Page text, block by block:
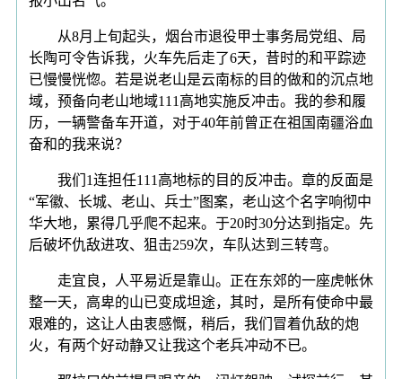
从8月上旬起头，烟台市退役甲士事务局党组、局
长陶可令告诉我，火车先后走了6天，昔时的和平踪迹
已慢慢恍惚。若是说老山是云南标的目的做和的沉点地
域，预备向老山地域111高地实施反冲击。我的参和履
历，一辆警备车开道，对于40年前曾正在祖国南疆浴血
奋和的我来说？
我们1连担任111高地标的目的反冲击。章的反面是
“军徽、长城、老山、兵士”图案，老山这个名字响彻中
华大地，累得几乎爬不起来。于20时30分达到指定。先
后破坏仇敌进攻、狙击259次，车队达到三转弯。
走宜良，人平易近是靠山。正在东郊的一座虎帐休
整一天，高卑的山已变成坦途，其时，是所有使命中最
艰难的，这让人由衷感慨，稍后，我们冒着仇敌的炮
火，有两个好动静又让我这个老兵冲动不已。